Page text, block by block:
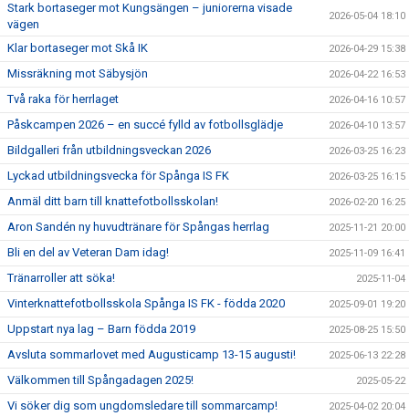
Stark bortaseger mot Kungsängen – juniorerna visade
vägen
2026-05-04 18:10
Klar bortaseger mot Skå IK 2026-04-29 15:38
Missräkning mot Säbysjön 2026-04-22 16:53
Två raka för herrlaget 2026-04-16 10:57
Påskcampen 2026 – en succé fylld av fotbollsglädje 2026-04-10 13:57
Bildgalleri från utbildningsveckan 2026 2026-03-25 16:23
Lyckad utbildningsvecka för Spånga IS FK 2026-03-25 16:15
Anmäl ditt barn till knattefotbollsskolan! 2026-02-20 16:25
Aron Sandén ny huvudtränare för Spångas herrlag 2025-11-21 20:00
Bli en del av Veteran Dam idag! 2025-11-09 16:41
Tränarroller att söka! 2025-11-04
Vinterknattefotbollsskola Spånga IS FK - födda 2020 2025-09-01 19:20
Uppstart nya lag – Barn födda 2019 2025-08-25 15:50
Avsluta sommarlovet med Augusticamp 13-15 augusti! 2025-06-13 22:28
Välkommen till Spångadagen 2025! 2025-05-22
Vi söker dig som ungdomsledare till sommarcamp! 2025-04-02 20:04